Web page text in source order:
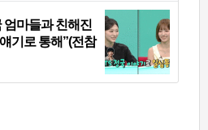
엄마들과 친해진
기로 통해”(전참